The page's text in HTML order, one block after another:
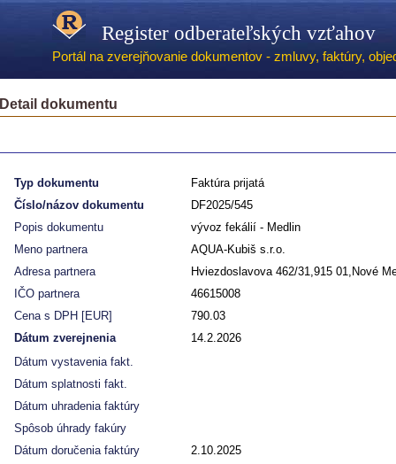
Register odberateľských vzťahov
Portál na zverejňovanie dokumentov - zmluvy, faktúry,
Detail dokumentu
Typ dokumentu
Faktúra prijatá
Číslo/názov dokumentu
DF2025/545
Popis dokumentu
vývoz fekálií - Medlin
Meno partnera
AQUA-Kubiš s.r.o.
Adresa partnera
Hviezdoslavova 462/31,915 01,Nové
IČO partnera
46615008
Cena s DPH [EUR]
790.03
Dátum zverejnenia
14.2.2026
Dátum vystavenia fakt.
Dátum splatnosti fakt.
Dátum uhradenia faktúry
Spôsob úhrady fakúry
Dátum doručenia faktúry
2.10.2025